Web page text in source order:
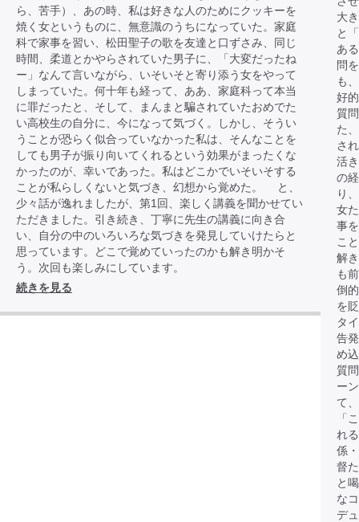
ら、苦手）、あの時、私は好きな人のためにクッキーを
焼く女というものに、無意識のうちになっていた。家庭
科で家事を習い、松田聖子の歌を友達と口ずさみ、同じ
時間、柔道とかやらされていた男子に、「大変だったね
ー」なんて言いながら、いそいそと寄り添う女をやって
しまっていた。何十年も経って、ああ、家庭科って本当
に罪だったと、そして、まんまと騙されていたおめでた
い高校生の自分に、今になって気づく。しかし、そうい
うことが恐らく似合っていなかった私は、そんなことを
しても男子が振り向いてくれるという効果がまったくな
かったのが、幸いであった。私はどこかでいそいそする
ことが私らしくないと気づき、幻想から覚めた。 と、
少々話が逸れましたが、第1回、楽しく講義を聞かせてい
ただきました。引き続き、丁寧に先生の講義に向き合
い、自分の中のいろいろな気づきを発見していけたらと
思っています。どこで覚めていったのかも解き明かそ
う。次回も楽しみにしています。
続きを見る
大
と
あ
問
も
好
質
た
さ
活
の
り
女
事
こ
解
も
倒
を
タ
告
め
質
ー
て
「
れ
係
督
と
な
デ